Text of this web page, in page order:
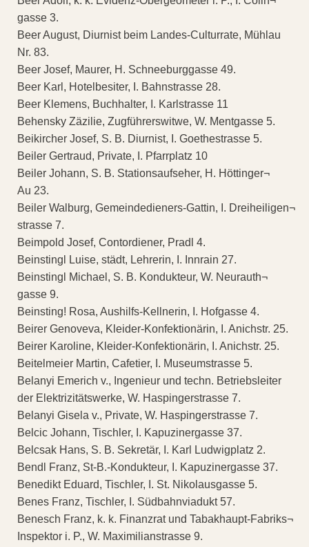
gasse 3.
Beer August, Diurnist beim Landes-Culturrate, Mühlau
Nr. 83.
Beer Josef, Maurer, H. Schneeburggasse 49.
Beer Karl, Hotelbesiter, I. Bahnstrasse 28.
Beer Klemens, Buchhalter, I. Karlstrasse 11
Behensky Zäzilie, Zugführerswitwe, W. Mentgasse 5.
Beikircher Josef, S. B. Diurnist, I. Goethestrasse 5.
Beiler Gertraud, Private, I. Pfarrplatz 10
Beiler Johann, S. B. Stationsaufseher, H. Höttinger¬
Au 23.
Beiler Walburg, Gemeindedieners-Gattin, I. Dreiheiligen¬
strasse 7.
Beimpold Josef, Contordiener, Pradl 4.
Beinstingl Luise, städt, Lehrerin, I. Innrain 27.
Beinstingl Michael, S. B. Kondukteur, W. Neurauth¬
gasse 9.
Beinsting! Rosa, Aushilfs-Kellnerin, I. Hofgasse 4.
Beirer Genoveva, Kleider-Konfektionärin, I. Anichstr. 25.
Beirer Karoline, Kleider-Konfektionärin, I. Anichstr. 25.
Beitelmeier Martin, Cafetier, I. Museumstrasse 5.
Belanyi Emerich v., Ingenieur und techn. Betriebsleiter
der Elektrizitätswerke, W. Haspingerstrasse 7.
Belanyi Gisela v., Private, W. Haspingerstrasse 7.
Belcic Johann, Tischler, I. Kapuzinergasse 37.
Belcsak Hans, S. B. Sekretär, I. Karl Ludwigplatz 2.
Bendl Franz, St-B.-Kondukteur, I. Kapuzinergasse 37.
Benedikt Eduard, Tischler, I. St. Nikolausgasse 5.
Benes Franz, Tischler, I. Südbahnviadukt 57.
Benesch Franz, k. k. Finanzrat und Tabakhaupt-Fabriks¬
Inspektor i. P., W. Maximilianstrasse 9.